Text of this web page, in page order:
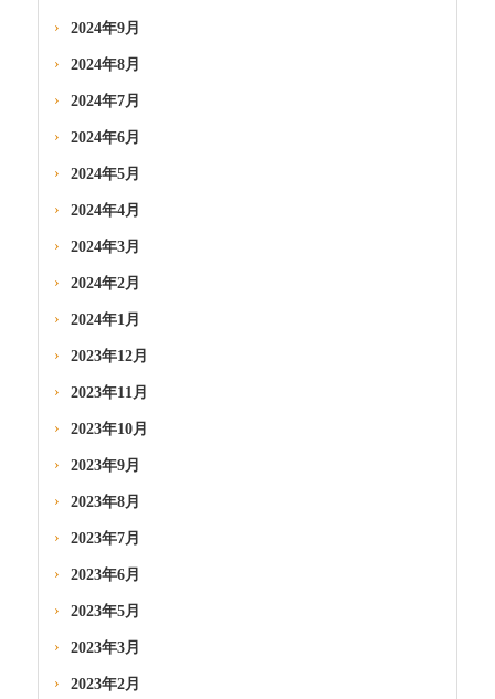
2024年9月
2024年8月
2024年7月
2024年6月
2024年5月
2024年4月
2024年3月
2024年2月
2024年1月
2023年12月
2023年11月
2023年10月
2023年9月
2023年8月
2023年7月
2023年6月
2023年5月
2023年3月
2023年2月